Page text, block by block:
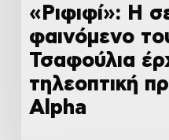
«Ριφιφί»: Η
φαινόμενο
Τσαφούλια
τηλεοπτική
Alpha